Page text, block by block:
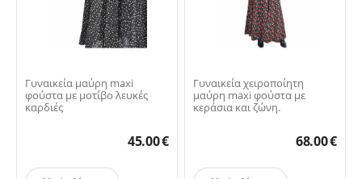
Γυναικεία μαύρη maxi
φούστα με μοτίβο λευκές
καρδιές
45.00€
​Γυναικεία χειροποίητη
μαύρη maxi φούστα με
κεράσια και ζώνη.
68.00€